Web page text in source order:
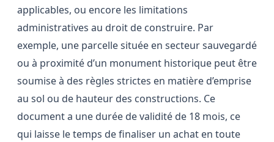
applicables, ou encore les limitations
administratives au droit de construire. Par
exemple, une parcelle située en secteur sauvegardé
ou à proximité d’un monument historique peut être
soumise à des règles strictes en matière d’emprise
au sol ou de hauteur des constructions. Ce
document a une durée de validité de 18 mois, ce
qui laisse le temps de finaliser un achat en toute